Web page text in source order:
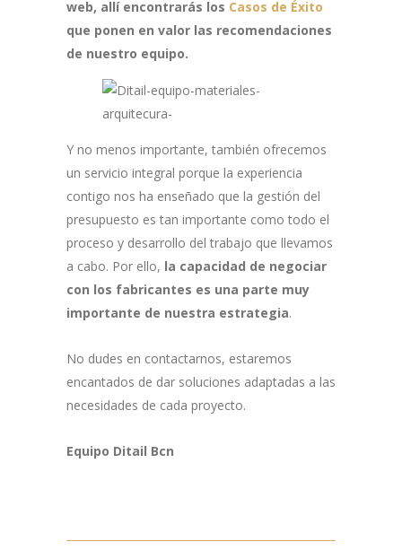
web, allí encontrarás los Casos de Éxito
que ponen en valor las recomendaciones
de nuestro equipo.
Y no menos importante, también ofrecemos
un servicio integral porque la experiencia
contigo nos ha enseñado que la gestión del
presupuesto es tan importante como todo el
proceso y desarrollo del trabajo que llevamos
a cabo. Por ello, la capacidad de negociar
con los fabricantes es una parte muy
importante de nuestra estrategia.
No dudes en contactarnos, estaremos
encantados de dar soluciones adaptadas a las
necesidades de cada proyecto.
Equipo Ditail Bcn